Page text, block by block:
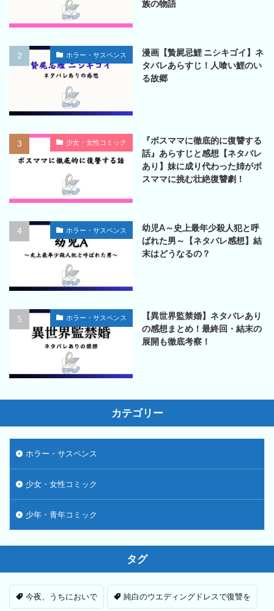
族の物語
ホラー・サスペンス
漫画【贄屍忌鯉 ニシキゴイ】ネ
タバレあらすじ！人喰い鯉のい
る故郷
少女・女性コミック
『ボスママに徹底的に復讐する
話』あらすじと感想【ネタバレ
あり】妹に成り代わった姉がボ
スママに挑む壮絶復讐劇！
ホラー・サスペンス
幼児A～史上最年少殺人犯と呼
ばれた男～【ネタバレ感想】結
末はどうなるの？
ホラー・サスペンス
【異世界監禁婚】ネタバレあり
の感想まとめ！最終回・結末の
展開も徹底考察！
カテゴリー
ホラー・サスペンス
少女・女性コミック
少年・青年コミック
タグ
今夜、うちにおいで 純白のウエディングドレスで復讐を